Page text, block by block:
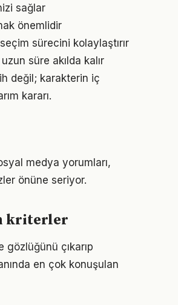
sağlar
önemlidir
sürecini kolaylaştırır
süre akılda kalır
değil; karakterin iç
kararı.
medya yorumları,
önüne seriyor.
kriterler
gözlüğünü çıkarıp
en çok konuşulan